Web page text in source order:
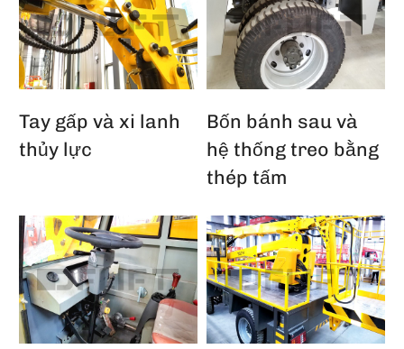
Tay gấp và xi lanh
thủy lực
Bốn bánh sau và
hệ thống treo bằng
thép tấm